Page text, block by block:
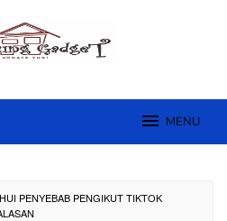
MENU
PENYEBAB PENGIKUT TIKTOK